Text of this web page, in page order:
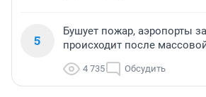
5
Бушует пожар, аэропорты
происходит после
4 735 Обсудить